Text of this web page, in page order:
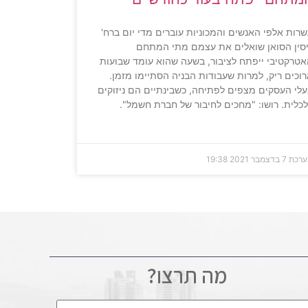
אלפי האנשים והמכוניות עוברים מדי יום ברח'
הסואן שואלים את עצמם מתי המתחם
ייפתח לציבור, בשעה שהוא עומד שבועות
ריק, למרות שעבודות הבניה הסתיימו מזמן.
העסקים מצפים לפתיחה, כשבינתיים הם ניזוקים
רושו: "מחכים לחיבור של חברת חשמל".
7 בדצמבר 2021 19:38
מה תרצו?